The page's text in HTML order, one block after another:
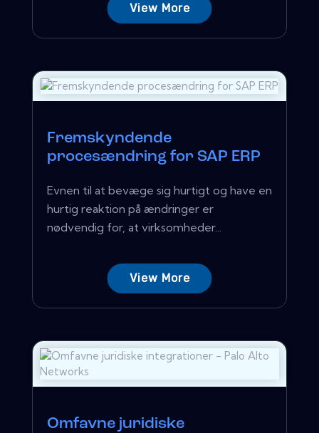
View More
Fremskyndende
procesændring for SAP ERP
Evnen til at bevæge sig hurtigt og have en
hurtig reaktion på ændringer er
nødvendig for, at virksomheder...
View More
Omfavne juridiske